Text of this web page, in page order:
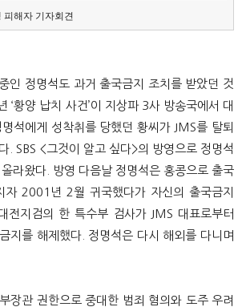
해자 기자회견
인 정명석도 과거 출국금지 조치를 받았던 것
‘황양 납치 사건’이 지상파 3사 방송국에서 대
석에게 성착취를 당했던 황씨가 JMS를 탈퇴
. SBS <그것이 알고 싶다>의 방영으로 정명석
라왔다. 방영 다음날 정명석은 홍콩으로 출국
자 2001년 2월 귀국했다가 자신의 출국금지
전지검의 한 특수부 검사가 JMS 대표로부터
지를 해제했다. 정명석은 다시 해외를 다니며
장관 권한으로 중대한 범죄 혐의와 도주 우려